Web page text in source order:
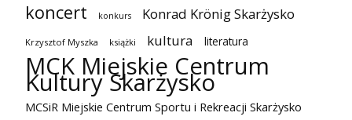
koncert konkurs Konrad Krönig Skarżysko
Krzysztof Myszka książki kultura literatura
MCK Miejskie Centrum
Kultury Skarżysko
MCSiR Miejskie Centrum Sportu i Rekreacji Skarżysko